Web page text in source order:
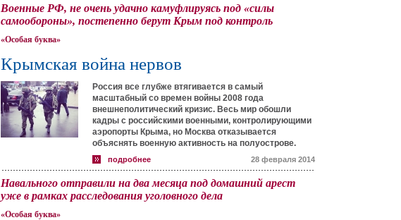
Военные РФ, не очень удачно камуфлируясь под «силы
самообороны», постепенно берут Крым под контроль
«Особая буква»
Крымская война нервов
Россия все глубже втягивается в самый
масштабный со времен войны 2008 года
внешнеполитический кризис. Весь мир обошли
кадры с российскими военными, контролирующими
аэропорты Крыма, но Москва отказывается
объяснять военную активность на полуострове.
подробнее 28 февраля 2014
Навального отправили на два месяца под домашний арест
уже в рамках расследования уголовного дела
«Особая буква»